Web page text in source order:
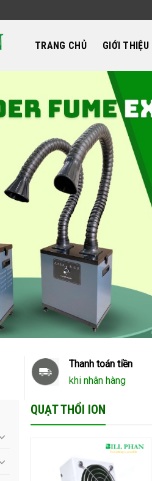
TRANG CHỦ GIỚI THIỆU
Thanh toán tiền
khi nhân hàng
QUẠT THỔI ION